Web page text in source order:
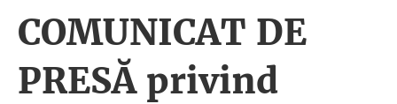
COMUNICAT DE
PRESĂ privind